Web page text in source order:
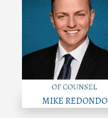
MIKE REDONDO